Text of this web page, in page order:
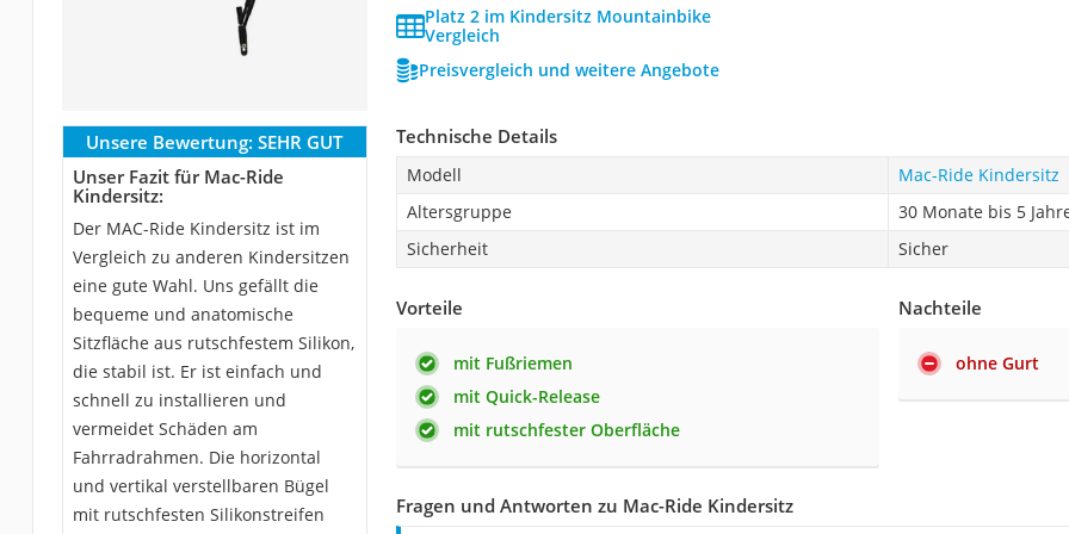
Platz 2 im Kindersitz Mountainbike
Vergleich
Preisvergleich und weitere Angebote
Unsere Bewertung: SEHR GUT
Unser Fazit für Mac-Ride
Kindersitz:
Der MAC-Ride Kindersitz ist im
Vergleich zu anderen Kindersitzen
eine gute Wahl. Uns gefällt die
bequeme und anatomische
Sitzfläche aus rutschfestem Silikon,
die stabil ist. Er ist einfach und
schnell zu installieren und
vermeidet Schäden am
Fahrradrahmen. Die horizontal
und vertikal verstellbaren Bügel
mit rutschfesten Silikonstreifen
Technische Details
Modell
Mac-Ride Kindersitz
Altersgruppe
30 Monate bis 5
Sicherheit
Sicher
Vorteile
mit Fußriemen
mit Quick-Release
mit rutschfester Oberfläche
Nachteile
ohne Gurt
Fragen und Antworten zu Mac-Ride Kindersitz